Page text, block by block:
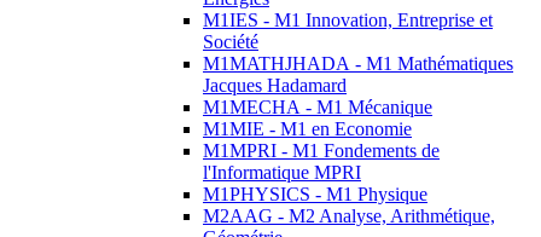
M1IES - M1 Innovation, Entreprise et
Société
M1MATHJHADA - M1 Mathématiques
Jacques Hadamard
M1MECHA - M1 Mécanique
M1MIE - M1 en Economie
M1MPRI - M1 Fondements de
l'Informatique MPRI
M1PHYSICS - M1 Physique
M2AAG - M2 Analyse, Arithmétique,